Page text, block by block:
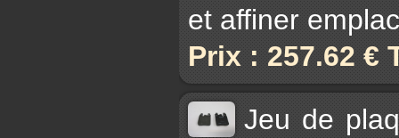
et affiner
Prix : 257.62 €
Jeu de